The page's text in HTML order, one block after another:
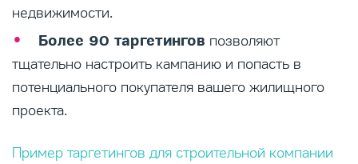
недвижимости.
Более 90 таргетингов позволяют
тщательно настроить кампанию и попасть в
потенциального покупателя вашего жилищного
проекта.
Пример таргетингов для строительной компании